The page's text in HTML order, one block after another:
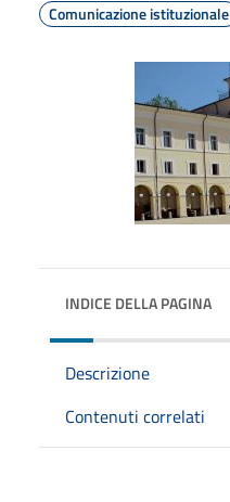
Comunicazione istituzionale
INDICE DELLA PAGINA
Descrizione
Contenuti correlati